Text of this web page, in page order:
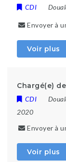
CDI
Envoyer à
Voir plus
Chargé(e)
CDI
2020
Envoyer à
Voir plus